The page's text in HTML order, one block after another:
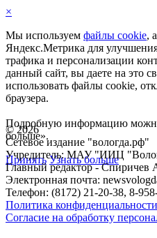
©2026
Сетевое издание "вологда.рф"
Учредитель: МАУ "ИИЦ
Главный редактор - Спиричев
Электронная почта:
Телефон: (8172) 21-20-38, 8-
Политика конфиденциальности
Согласие на обработку
×
Мы используем файлы cookie,
Яндекс.Метрика для
трафика и персонализации
данный сайт, вы даете на это
использовать файлы cookie,
браузера.
Подробную информацию
больше».
Принять Узнать больше